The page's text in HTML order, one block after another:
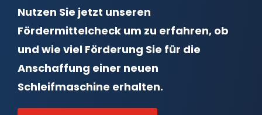
Nutzen Sie jetzt unseren
Fördermittelcheck um zu erfahren, ob
und wie viel Förderung Sie für die
Anschaffung einer neuen
Schleifmaschine erhalten.